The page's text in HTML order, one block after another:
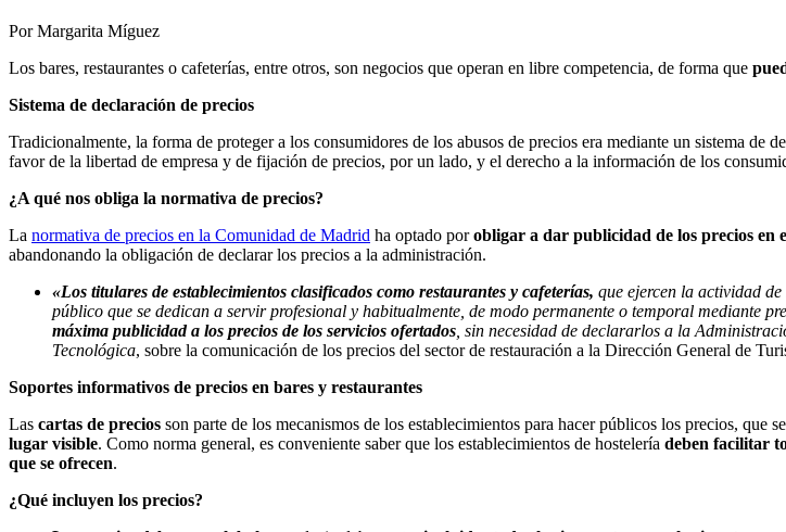
Por Margarita Míguez
Los bares, restaurantes o cafeterías, entre otros, son negocios que operan en libre competencia, de forma que
Sistema de declaración de precios
Tradicionalmente, la forma de proteger a los consumidores de los abusos de precios era mediante un sistema
favor de la libertad de empresa y de fijación de precios, por un lado, y el derecho a la información de los
¿A qué nos obliga la normativa de precios?
La normativa de precios en la Comunidad de Madrid ha optado porobligar a dar publicidad de los precios en
abandonando la obligación de declarar los precios a la administración.
«Los titulares de establecimientos clasificados como restaurantes y cafeterías, que ejercen la actividad
público que se dedican a servir profesional y habitualmente, de modo permanente o temporal mediante
máxima publicidad a los precios de los servicios ofertados , sin necesidad de declararlos a la
Tecnológica, sobre la comunicación de los precios del sector de restauración a la Dirección General de
Soportes informativos de precios en bares y restaurantes
Las cartas de precios son parte de los mecanismos de los establecimientos para hacer públicos los precios, que
lugar visible. Como norma general, es conveniente saber que los establecimientos de hostelería deben facilitar
que se ofrecen.
¿Qué incluyen los precios?